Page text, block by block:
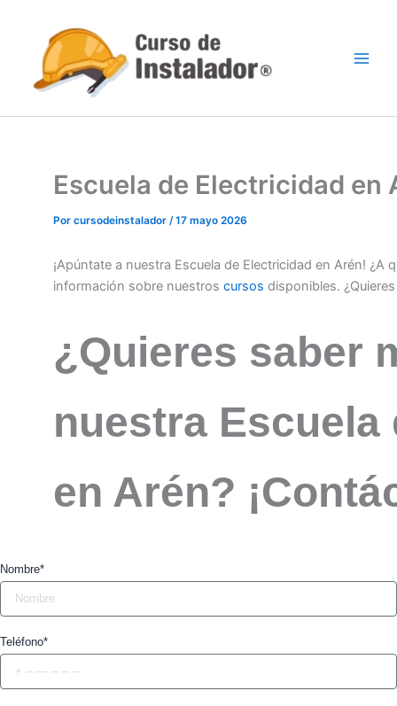
contenido
Escuela de Electricidad en
Por cursodeinstalador /17 mayo 2026
¡Apúntate a nuestra Escuela de Electricidad en Arén! ¿A
información sobre nuestros cursos disponibles.
¿Quieres saber
nuestra
en Arén?
Nombre*
Teléfono*